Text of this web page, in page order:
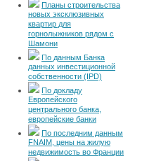
Планы строительства
новых эксклюзивных
квартир для
горнолыжников рядом с
Шамони
По данным Банка
данных инвестиционной
собственности (IPD)
По докладу
Европейского
центрального банка,
европейские банки
По последним данным
FNAIM, цены на жилую
недвижимость во Франции